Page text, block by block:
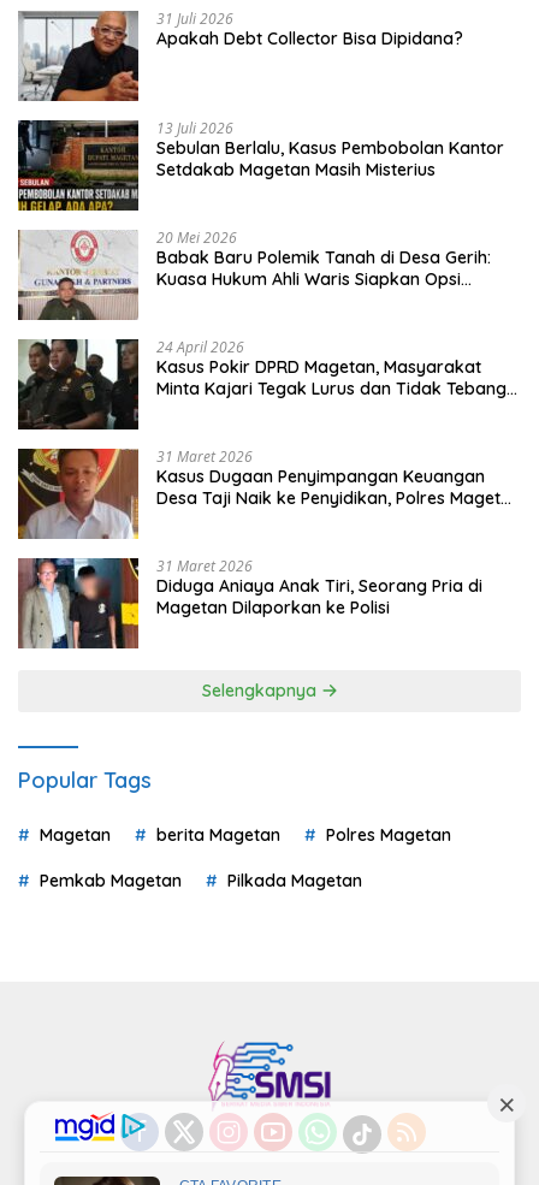
31 Juli 2026
Apakah Debt Collector Bisa Dipidana?
13 Juli 2026
Sebulan Berlalu, Kasus Pembobolan Kantor
Setdakab Magetan Masih Misterius
20 Mei 2026
Babak Baru Polemik Tanah di Desa Gerih:
Kuasa Hukum Ahli Waris Siapkan Opsi
24 April 2026
Kasus Pokir DPRD Magetan, Masyarakat
Minta Kajari Tegak Lurus dan Tidak Tebang
31 Maret 2026
Kasus Dugaan Penyimpangan Keuangan
Desa Taji Naik ke Penyidikan, Polres Magetan
31 Maret 2026
Diduga Aniaya Anak Tiri, Seorang Pria di
Magetan Dilaporkan ke Polisi
Selengkapnya
Popular Tags
Magetan berita Magetan Polres Magetan
Pemkab Magetan Pilkada Magetan